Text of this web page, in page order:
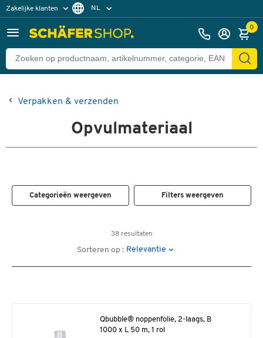
Zakelijke klanten
Particuliere klanten
NL
0
Verpakken & verzenden
Opvulmateriaal
Categorieën weergeven Filters weergeven
38 resultaten
Sorteren op : Relevantie
Qbubble® noppenfolie, 2-laags, B
1000 x L 50 m, 1 rol